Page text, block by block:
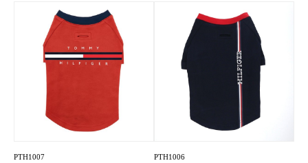
PTH1007 PTH1006